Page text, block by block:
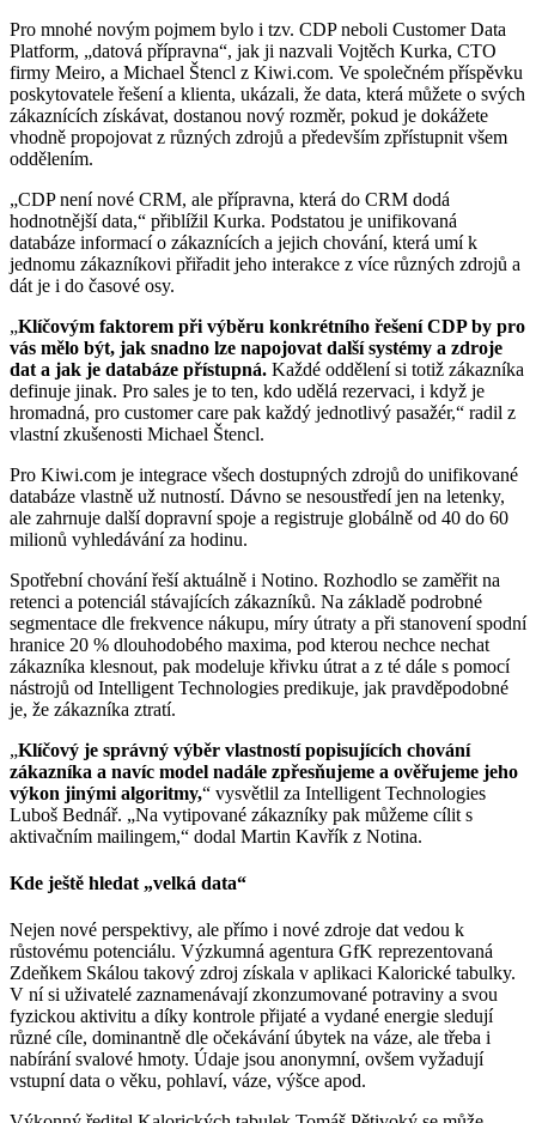
Pro mnohé novým pojmem bylo i tzv. CDP neboli Customer Data
Platform, „datová přípravna“, jak ji nazvali Vojtěch Kurka, CTO
firmy Meiro, a Michael Štencl z Kiwi.com. Ve společném příspěvku
poskytovatele řešení a klienta, ukázali, že data, která můžete o svých
zákaznících získávat, dostanou nový rozměr, pokud je dokážete
vhodně propojovat z různých zdrojů a především zpřístupnit všem
oddělením.
„CDP není nové CRM, ale přípravna, která do CRM dodá
hodnotnější data,“ přiblížil Kurka. Podstatou je unifikovaná
databáze informací o zákaznících a jejich chování, která umí k
jednomu zákazníkovi přiřadit jeho interakce z více různých zdrojů a
dát je i do časové osy.
„Klíčovým faktorem při výběru konkrétního řešení CDP by pro
vás mělo být, jak snadno lze napojovat další systémy a zdroje
dat a jak je databáze přístupná. Každé oddělení si totiž zákazníka
definuje jinak. Pro sales je to ten, kdo udělá rezervaci, i když je
hromadná, pro customer care pak každý jednotlivý pasažér,“ radil z
vlastní zkušenosti Michael Štencl.
Pro Kiwi.com je integrace všech dostupných zdrojů do unifikované
databáze vlastně už nutností. Dávno se nesoustředí jen na letenky,
ale zahrnuje další dopravní spoje a registruje globálně od 40 do 60
milionů vyhledávání za hodinu.
Spotřební chování řeší aktuálně i Notino. Rozhodlo se zaměřit na
retenci a potenciál stávajících zákazníků. Na základě podrobné
segmentace dle frekvence nákupu, míry útraty a při stanovení spodní
hranice 20 % dlouhodobého maxima, pod kterou nechce nechat
zákazníka klesnout, pak modeluje křivku útrat a z té dále s pomocí
nástrojů od Intelligent Technologies predikuje, jak pravděpodobné
je, že zákazníka ztratí.
„Klíčový je správný výběr vlastností popisujících chování
zákazníka a navíc model nadále zpřesňujeme a ověřujeme jeho
výkon jinými algoritmy,“ vysvětlil za Intelligent Technologies
Luboš Bednář. „Na vytipované zákazníky pak můžeme cílit s
aktivačním mailingem,“ dodal Martin Kavřík z Notina.
Kde ještě hledat „velká data“
Nejen nové perspektivy, ale přímo i nové zdroje dat vedou k
růstovému potenciálu. Výzkumná agentura GfK reprezentovaná
Zdeňkem Skálou takový zdroj získala v aplikaci Kalorické tabulky.
V ní si uživatelé zaznamenávají zkonzumované potraviny a svou
fyzickou aktivitu a díky kontrole přijaté a vydané energie sledují
různé cíle, dominantně dle očekávání úbytek na váze, ale třeba i
nabírání svalové hmoty. Údaje jsou anonymní, ovšem vyžadují
vstupní data o věku, pohlaví, váze, výšce apod.